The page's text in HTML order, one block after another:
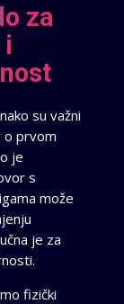
za
su važni
o prvom
je
s
može
je za
fizički